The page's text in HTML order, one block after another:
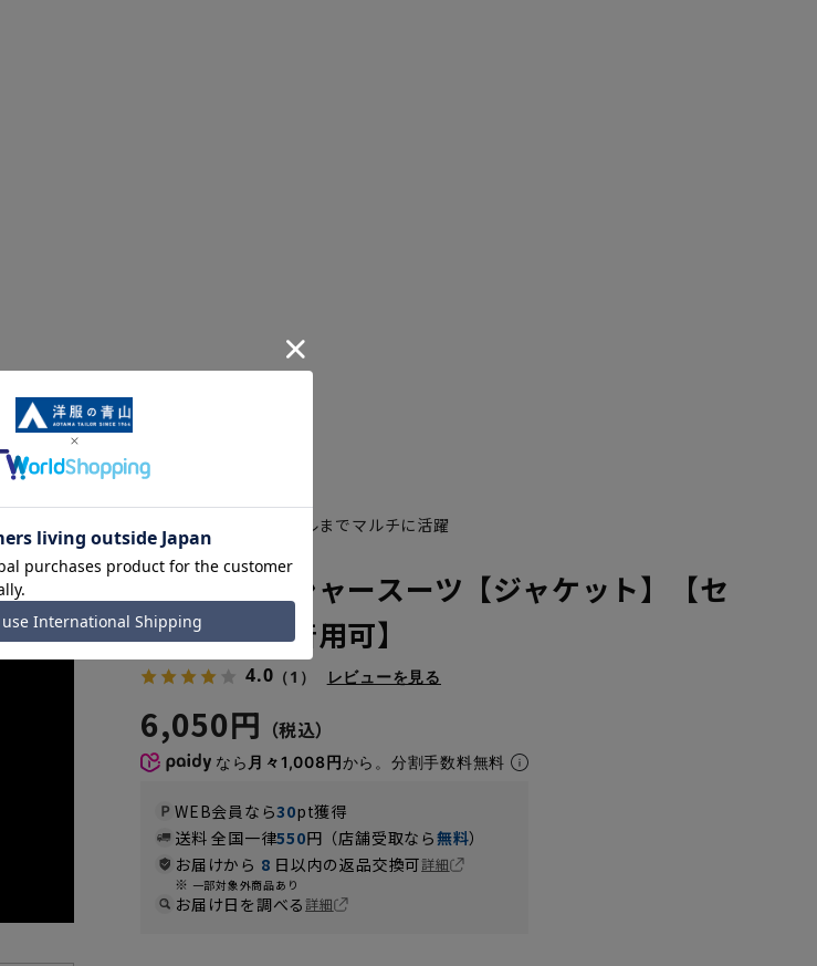
ビジネスからカジュアルまでマルチに活躍
70005-11
ゼロプレッシャースーツ【ジャケット】【セ
ットアップ着用可】
4.0 （1） レビューを見る
6,050円
なら 月々1,008円から。分割手数料無料
WEB会員なら30pt獲得
送料 全国一律550円（店舗受取なら無料）
お届けから 8 日以内の返品交換可詳細
一部対象外商品あり
お届け日を調べる詳細